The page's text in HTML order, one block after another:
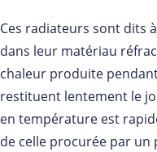
Ces radiateurs sont dits
dans leur matériau
chaleur produite pendant
restituent lentement le
en température est
de celle procurée par un